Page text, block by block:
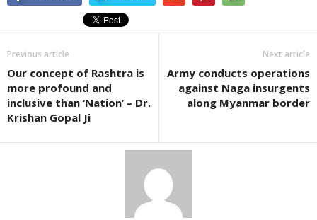
Previous article
Our concept of Rashtra is
more profound and
inclusive than ‘Nation’ – Dr.
Krishan Gopal Ji
Next article
Army conducts operations
against Naga insurgents
along Myanmar border